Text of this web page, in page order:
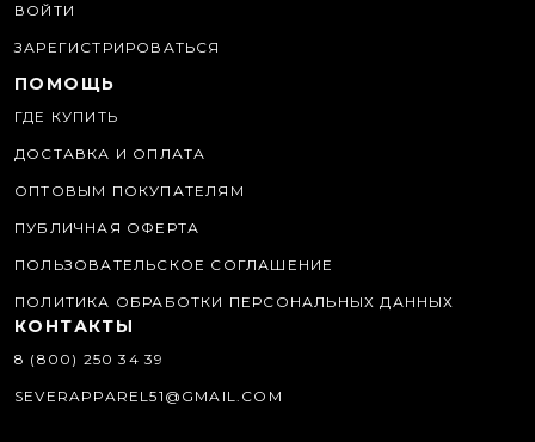
ВОЙТИ
ЗАРЕГИСТРИРОВАТЬСЯ
ПОМОЩЬ
ГДЕ КУПИТЬ
ДОСТАВКА И ОПЛАТА
ОПТОВЫМ ПОКУПАТЕЛЯМ
ПУБЛИЧНАЯ ОФЕРТА
ПОЛЬЗОВАТЕЛЬСКОЕ СОГЛАШЕНИЕ
ПОЛИТИКА ОБРАБОТКИ ПЕРСОНАЛЬНЫХ ДАННЫХ
КОНТАКТЫ
8 (800) 250 34 39
SEVERAPPAREL51@GMAIL.COM